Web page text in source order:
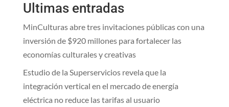
Ultimas entradas
MinCulturas abre tres invitaciones públicas con una
inversión de $920 millones para fortalecer las
economías culturales y creativas
Estudio de la Superservicios revela que la
integración vertical en el mercado de energía
eléctrica no reduce las tarifas al usuario